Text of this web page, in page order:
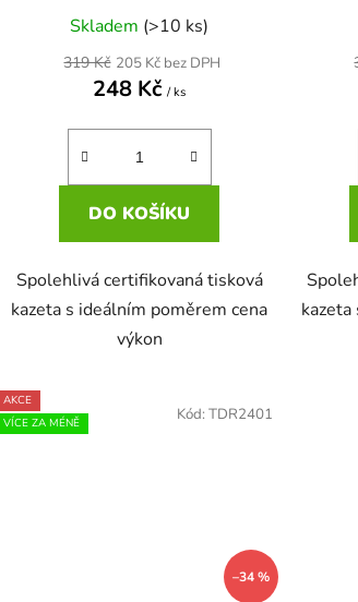
Skladem (>10 ks)
205 Kč bez DPH
248 Kč/ ks
319 Kč
DO KOŠÍKU
Spolehlivá certifikovaná tisková
kazeta s ideálním poměrem cena
výkon
AKCE
VÍCE ZA MÉNĚ
–34 %
Kód: TDR2401